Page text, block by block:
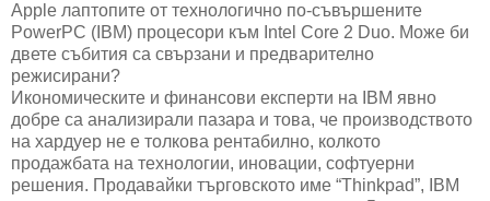
Apple лаптопите от технологично по-съвършените
PowerPC (IBM) процесори към Intel Core 2 Duo. Може би
двете събития са свързани и предварително
режисирани?
Икономическите и финансови експерти на IBM явно
добре са анализирали пазара и това, че производството
на хардуер не е толкова рентабилно, колкото
продажбата на технологии, иновации, софтуерни
решения. Продавайки търговското име “Thinkpad”, IBM